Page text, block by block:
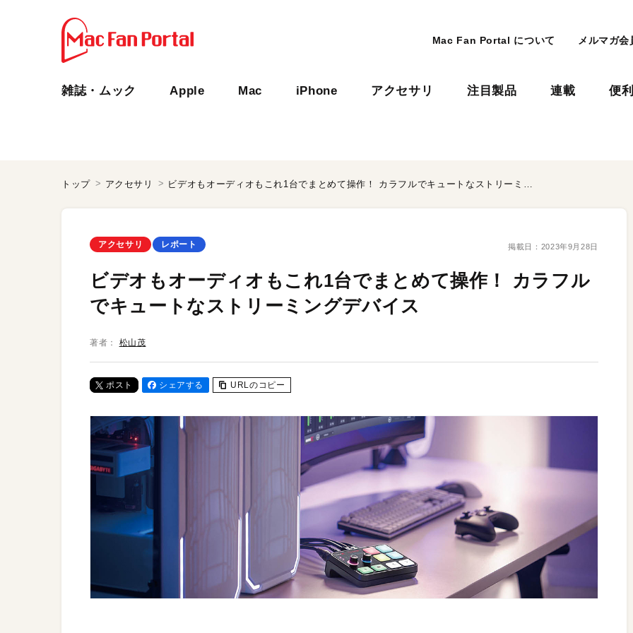
Mac Fan Portal について メルマガ会
雑誌・ムック Apple Mac iPhone アクセサリ 注目製品 連載 便
トップ アクセサリ ビデオもオーディオもこれ1台でまとめて操作！ カラフルでキュートなストリーミングデバイス
アクセサリ レポート 掲載日： 2023年9月28日
ビデオもオーディオもこれ1台でまとめて操作！ カラフル
でキュートなストリーミングデバイス
著者： 松山茂
ポスト シェアする URLのコピー